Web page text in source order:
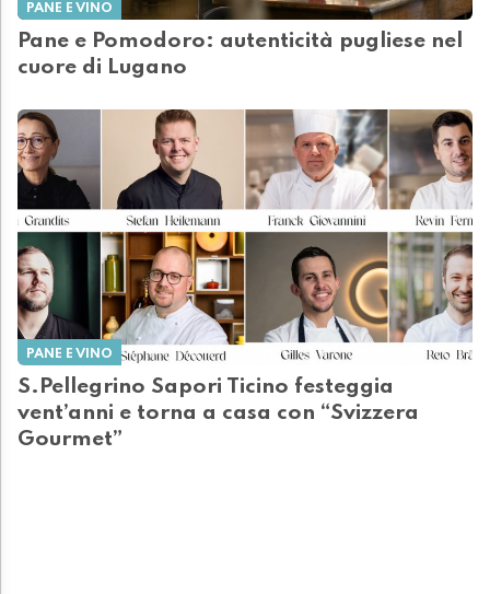
PANE E VINO
Pane e Pomodoro: autenticità pugliese nel
cuore di Lugano
PANE E VINO
S.Pellegrino Sapori Ticino festeggia
vent’anni e torna a casa con “Svizzera
Gourmet”